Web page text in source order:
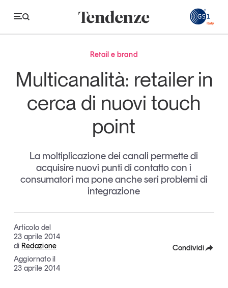
Tendenze
Economia e consumi
Retail e brand
Sostenibilità
Magazine
Articoli
Opinioni
Dossier
Retail e brand
Multicanalità: retailer in
cerca di nuovi touch
point
La moltiplicazione dei canali permette di
acquisire nuovi punti di contatto con i
consumatori ma pone anche seri problemi di
integrazione
Articolo del
23 aprile 2014
di Redazione
Aggiornato il
23 aprile 2014
Condividi